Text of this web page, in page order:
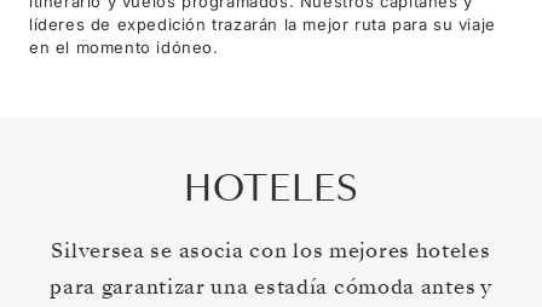
líderes de expedición trazarán la mejor ruta para su viaje
en el momento idóneo.
HOTELES
Silversea se asocia con los mejores hoteles
para garantizar una estadía cómoda antes y